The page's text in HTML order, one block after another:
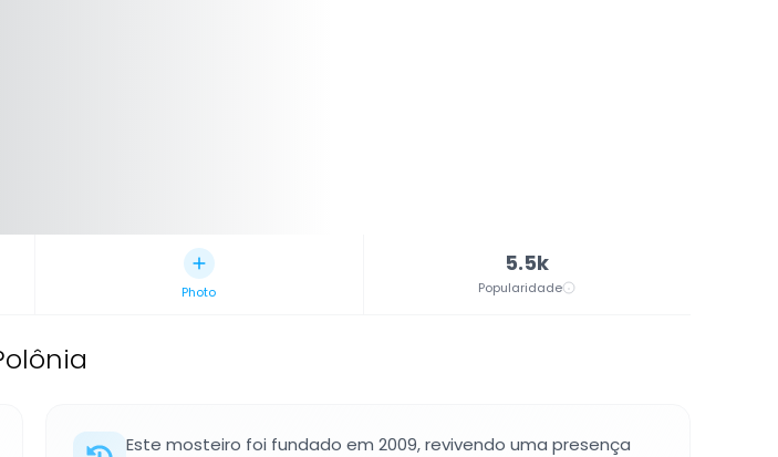
Photo
5.5k
Popularidade
Este mosteiro foi fundado em 2009, revivendo uma presença